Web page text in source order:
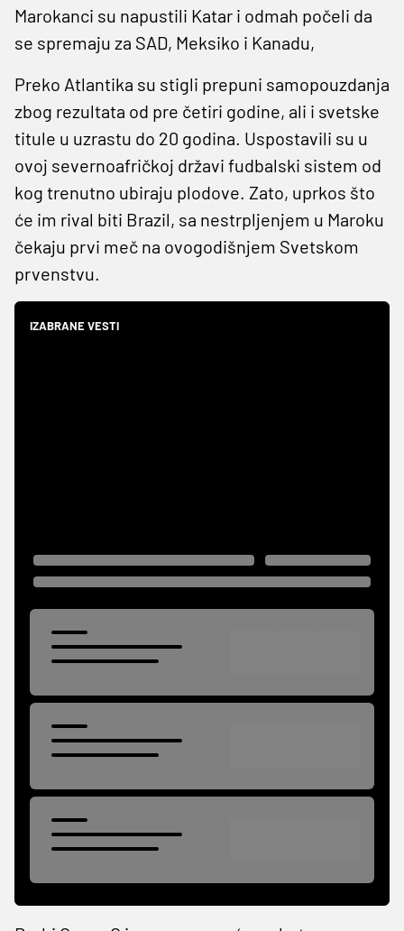
Marokanci su napustili Katar i odmah počeli da
se spremaju za SAD, Meksiko i Kanadu,
Preko Atlantika su stigli prepuni samopouzdanja
zbog rezultata od pre četiri godine, ali i svetske
titule u uzrastu do 20 godina. Uspostavili su u
ovoj severnoafričkoj državi fudbalski sistem od
kog trenutno ubiraju plodove. Zato, uprkos što
će im rival biti Brazil, sa nestrpljenjem u Maroku
čekaju prvi meč na ovogodišnjem Svetskom
prvenstvu.
IZABRANE VESTI